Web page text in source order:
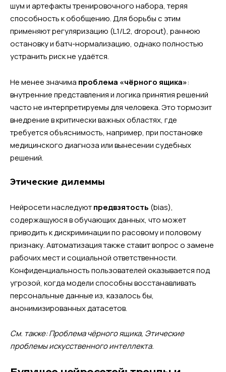
шум и артефакты тренировочного набора, теряя
способность к обобщению. Для борьбы с этим
применяют регуляризацию (L1/L2, dropout), раннюю
остановку и батч-нормализацию, однако полностью
устранить риск не удаётся.
Не менее значима проблема «чёрного ящика»:
внутренние представления и логика принятия решений
часто не интерпретируемы для человека. Это тормозит
внедрение в критически важных областях, где
требуется объяснимость, например, при постановке
медицинского диагноза или вынесении судебных
решений.
Этические дилеммы
Нейросети наследуютпредвзятость (bias),
содержащуюся в обучающих данных, что может
приводить к дискриминации по расовому и половому
признаку. Автоматизация также ставит вопрос о замене
рабочих мест и социальной ответственности.
Конфиденциальность пользователей оказывается под
угрозой, когда модели способны восстанавливать
персональные данные из, казалось бы,
анонимизированных датасетов.
См. также: Проблема чёрного ящика, Этические
проблемы искусственного интеллекта.